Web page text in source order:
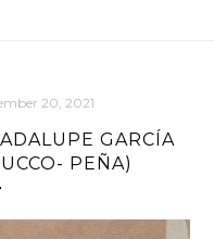
20, 2021
GARCÍA
PEÑA)